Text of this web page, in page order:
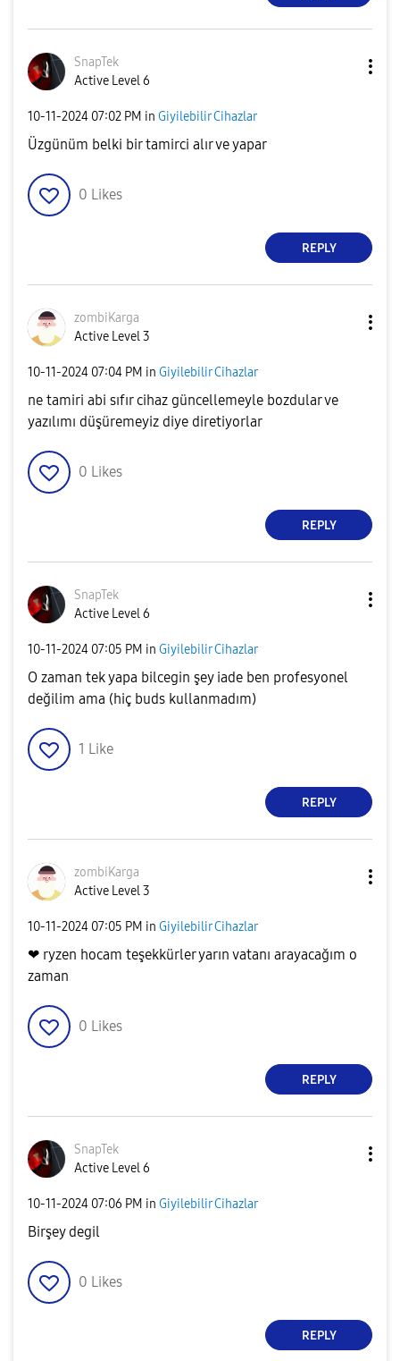
SnapTek
Active Level 6
‎10-11-2024 07:02 PM in Giyilebilir Cihazlar
Üzgünüm belki bir tamirci alır ve yapar
0 Likes
REPLY
zombiKarga
Active Level 3
‎10-11-2024 07:04 PM in Giyilebilir Cihazlar
ne tamiri abi sıfır cihaz güncellemeyle bozdular ve
yazılımı düşüremeyiz diye diretiyorlar
0 Likes
REPLY
SnapTek
Active Level 6
‎10-11-2024 07:05 PM in Giyilebilir Cihazlar
O zaman tek yapa bilcegin şey iade ben profesyonel
değilim ama (hiç buds kullanmadım)
1 Like
REPLY
zombiKarga
Active Level 3
‎10-11-2024 07:05 PM in Giyilebilir Cihazlar
❤ ryzen hocam teşekkürler yarın vatanı arayacağım o
zaman
0 Likes
REPLY
SnapTek
Active Level 6
‎10-11-2024 07:06 PM in Giyilebilir Cihazlar
Birşey degil
0 Likes
REPLY